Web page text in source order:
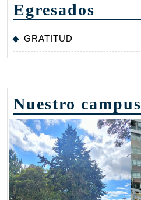
Egresados
GRATITUD
Nuestro campus